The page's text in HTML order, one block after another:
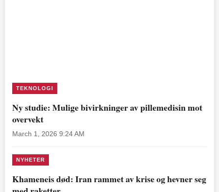
TEKNOLOGI
Ny studie: Mulige bivirkninger av pillemedisin mot
overvekt
March 1, 2026 9:24 AM
NYHETER
Khameneis død: Iran rammet av krise og hevner seg